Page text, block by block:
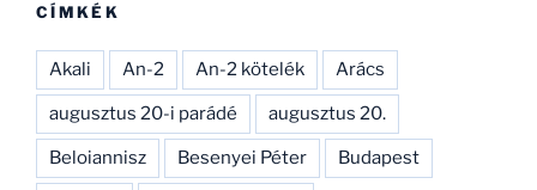
CÍMKÉK
Akali An-2 An-2 kötelék Arács
augusztus 20-i parádé augusztus 20.
Beloiannisz Besenyei Péter Budapest